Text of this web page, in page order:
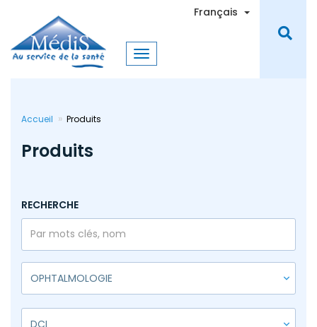
contenu
principal
Français Toggle
Accueil Produits
Produits
RECHERCHE